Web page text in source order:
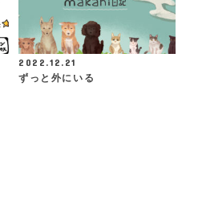
2022.12.21
ずっと外にいる